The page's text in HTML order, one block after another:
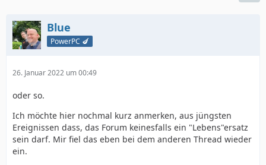
Blue
PowerPC 🍆
26. Januar 2022 um 00:49
oder so.
Ich möchte hier nochmal kurz anmerken, aus jüngsten
Ereignissen dass, das Forum keinesfalls ein "Lebens"ersatz
sein darf. Mir fiel das eben bei dem anderen Thread wieder
ein.